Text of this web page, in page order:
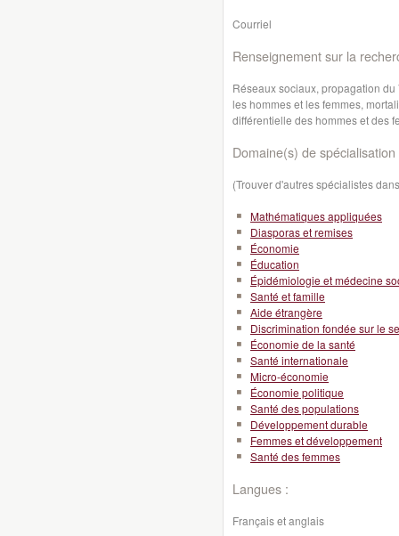
Courriel
Renseignement sur la
Réseaux sociaux, propagation
les hommes et les femmes,
différentielle des hommes et des
Domaine(s) de spécialisation
(Trouver d'autres spécialistes
Mathématiques appliquées
Diasporas et remises
Économie
Éducation
Épidémiologie et médecine
Santé et famille
Aide étrangère
Discrimination fondée sur le
Économie de la santé
Santé internationale
Micro-économie
Économie politique
Santé des populations
Développement durable
Femmes et développement
Santé des femmes
Langues :
Français et anglais